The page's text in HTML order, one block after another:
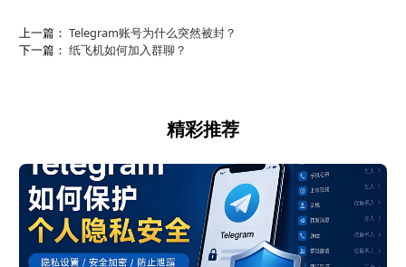
上一篇： Telegram账号为什么突然被封？
下一篇： 纸飞机如何加入群聊？
精彩推荐